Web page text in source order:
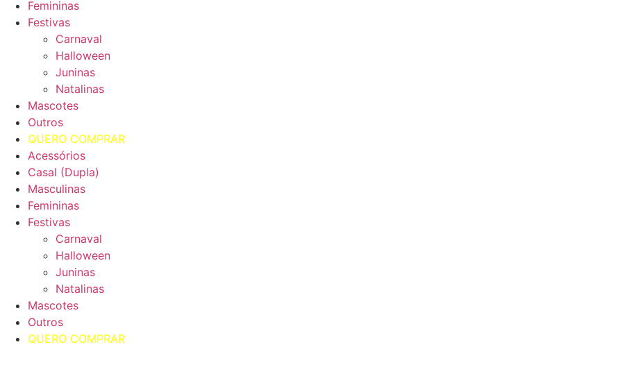
Femininas
Festivas
Carnaval
Halloween
Juninas
Natalinas
Mascotes
Outros
QUERO COMPRAR
Acessórios
Casal (Dupla)
Masculinas
Femininas
Festivas
Carnaval
Halloween
Juninas
Natalinas
Mascotes
Outros
QUERO COMPRAR